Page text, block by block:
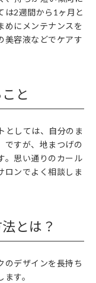
は2週間から1ヶ月と
めにメンテナンスを
美容液などでケアす
と
としては、自分のま
ですが、地まつげの
。思い通りのカール
ロンでよく相談しま
とは？
のデザインを長持ち
す。